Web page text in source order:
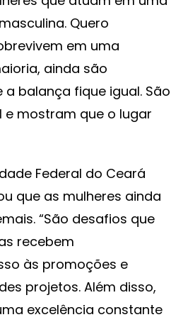
Quero
em uma
ainda são
balança fique igual. São
e mostram que o lugar
Federal do Ceará
que as mulheres ainda
“São desafios que
recebem
às promoções e
projetos. Além disso,
excelência constante